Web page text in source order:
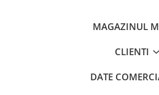
MAGAZINUL
CLIENTI
DATE